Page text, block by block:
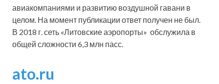
авиакомпаниями и развитию воздушной гавани в
целом. На момент публикации ответ получен не был.
В 2018 г. сеть «Литовские аэропорты» обслужила в
общей сложности 6,3 млн пасс.
ato.ru